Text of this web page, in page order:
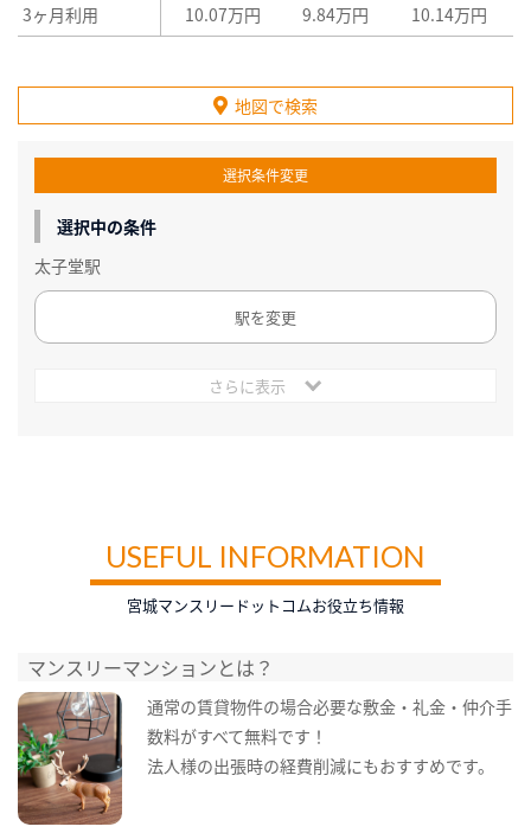
3ヶ月利用
10.07万円 9.84万円 10.14万円
地図で検索
選択条件変更
選択中の条件
太子堂駅
駅を変更
さらに表示
USEFUL INFORMATION
宮城マンスリードットコムお役立ち情報
マンスリーマンションとは？
通常の賃貸物件の場合必要な敷金・礼金・仲介手
数料がすべて無料です！
法人様の出張時の経費削減にもおすすめです。